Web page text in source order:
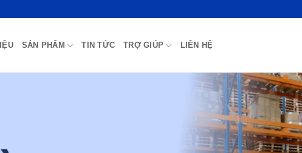
SẢN PHẨM TIN TỨC TRỢ GIÚP LIÊN HỆ